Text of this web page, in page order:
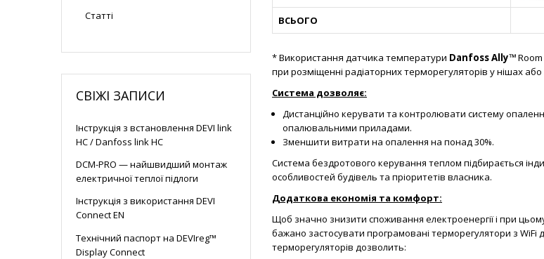
Статті
СВІЖІ ЗАПИСИ
Інструкція з встановлення DEVI link
HC / Danfoss link HC
DCM-PRO — найшвидший монтаж
електричної теплої підлоги
Інструкція з використання DEVI
Connect EN
Технічний паспорт на DEVIreg™
Display Connect
ВСЬОГО
*Використання датчика температури DanfossAlly™
при розміщенні радіаторних терморегуляторів у нішах
Система дозволяє:
Дистанційно керувати та контролювати систему
опалювальними приладами.
Зменшити витрати на опалення на понад 30%.
Система бездротового керування теплом підбирається
особливостей будівель та пріоритетів власника.
Додаткова економія та комфорт:
Щоб значно знизити споживання електроенергії і при
бажано застосувати програмовані терморегулятори з
терморегуляторів дозволить: